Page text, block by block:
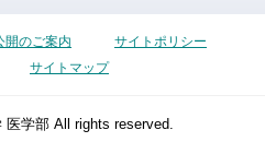
開のご案内
サイトポリシー
サイトマップ
学部 All rights reserved.